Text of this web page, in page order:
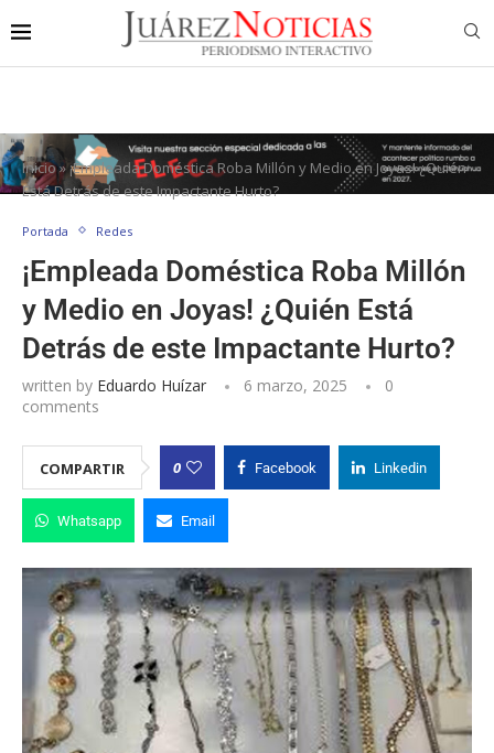
Inicio»¡Empleada Doméstica Roba Millón y Medio en Joyas! ¿Quién
Está Detrás de este Impactante Hurto?
Portada Redes
¡Empleada Doméstica Roba Millón
y Medio en Joyas! ¿Quién Está
Detrás de este Impactante Hurto?
written by Eduardo Huízar 6 marzo, 2025
0
comments
COMPARTIR 0 Facebook Linkedin
Whatsapp Email